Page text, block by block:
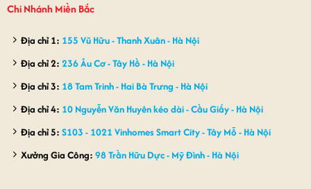
Chi Nhánh Miền Bắc
Địa chỉ 1: 155 Vũ Hữu - Thanh Xuân - Hà Nội
Địa chỉ 2: 236 Âu Cơ - Tây Hồ - Hà Nội
Địa chỉ 3: 18 Tam Trinh - Hai Bà Trưng - Hà Nội
Địa chỉ 4: 10 Nguyễn Văn Huyên kéo dài - Cầu Giấy - Hà Nội
Địa chỉ 5: S103 - 1021 Vinhomes Smart City - Tây Mỗ - Hà Nội
Xưởng Gia Công: 98 Trần Hữu Dực - Mỹ Đình - Hà Nội